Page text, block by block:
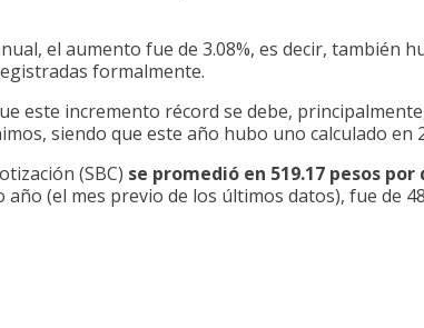
el aumento fue de 3.08%, es decir, también
formalmente.
este incremento récord se debe,
siendo que este año hubo uno calculado en
(SBC) se promedió en 519.17 pesos
(el mes previo de los últimos datos), fue de